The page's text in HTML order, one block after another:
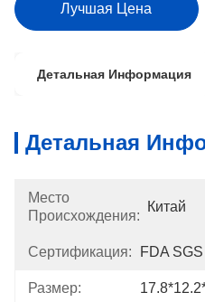
Лучшая Цена
Детальная Информация
Детальная
Место
Происхождения:
Китай
Сертификация: FDA
Размер: